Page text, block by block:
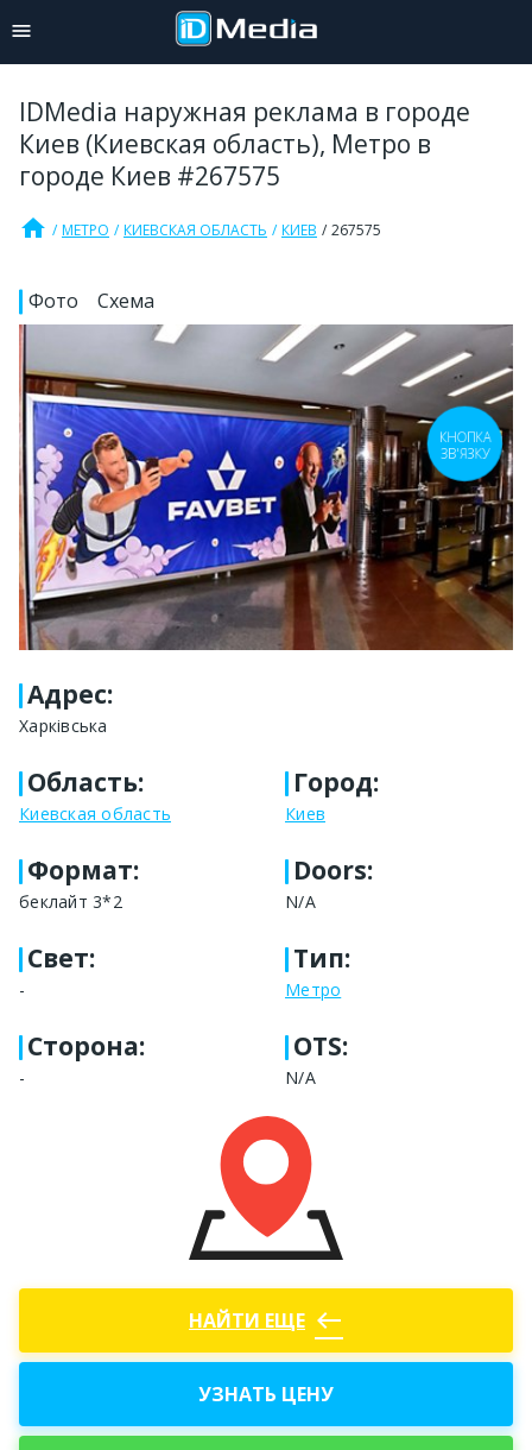
IDMedia наружная реклама в городе
Киев (Киевская область), Метро в
городе Киев #267575
home МЕТРО КИЕВСКАЯ ОБЛАСТЬ КИЕВ 267575
Фото Схема
Адрес:
Харківська
Область:
Киевская область
Город:
Киев
Формат:
беклайт 3*2
Doors:
N/A
Свет:
-
Тип:
Метро
Сторона:
-
OTS:
N/A
НАЙТИ ЕЩЕ west
УЗНАТЬ ЦЕНУ
КНОПКА
ЗВ'ЯЗКУ